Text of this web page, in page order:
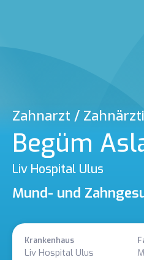
Zahnarzt /
Begüm
Liv Hospital Ulus
Mund- und
Krankenhaus
Liv Hospital Ulus